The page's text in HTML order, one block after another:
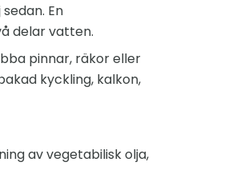
En
delar vatten.
pinnar, räkor eller
kyckling, kalkon,
av vegetabilisk olja,